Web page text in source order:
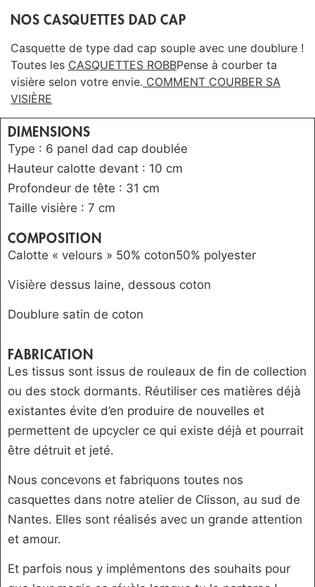
NOS CASQUETTES DAD CAP
Casquette de type dad cap souple avec une doublure !
Toutes les CASQUETTES ROBBPense à courber ta
visière selon votre envie. COMMENT COURBER SA
VISIÈRE
DIMENSIONS
Type : 6 panel dad cap doublée
Hauteur calotte devant : 10 cm
Profondeur de tête : 31 cm
Taille visière : 7 cm
COMPOSITION
Calotte « velours » 50% coton50% polyester
Visière dessus laine, dessous coton
Doublure satin de coton
FABRICATION
Les tissus sont issus de rouleaux de fin de collection
ou des stock dormants. Réutiliser ces matières déjà
existantes évite d’en produire de nouvelles et
permettent de upcycler ce qui existe déjà et pourrait
être détruit et jeté.
Nous concevons et fabriquons toutes nos
casquettes dans notre atelier de Clisson, au sud de
Nantes. Elles sont réalisés avec un grande attention
et amour.
Et parfois nous y implémentons des souhaits pour